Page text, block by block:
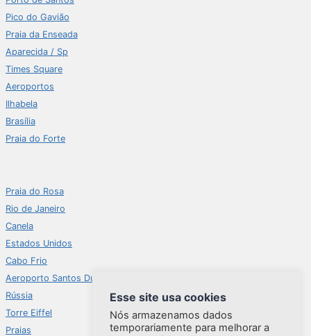
Pico do Gavião
Praia da Enseada
Aparecida / Sp
Times Square
Aeroportos
Ilhabela
Brasília
Praia do Forte
Praia do Rosa
Rio de Janeiro
Canela
Estados Unidos
Cabo Frio
Aeroporto Santos Dumont
Rússia
Torre Eiffel
Praias
Esse site usa cookies
Nós armazenamos dados
temporariamente para melhorar a